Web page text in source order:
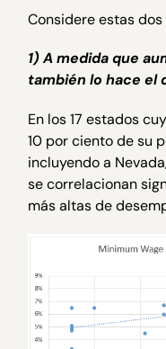
Considere estas
1) A medida que
también lo hace el
En los 17 estados
10 por ciento de su
incluyendo a
se correlacionan
más altas de